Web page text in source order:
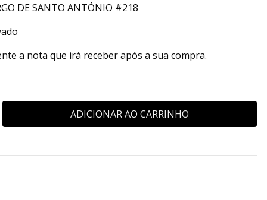
DE SANTO ANTÓNIO #218
a nota que irá receber após a sua compra.